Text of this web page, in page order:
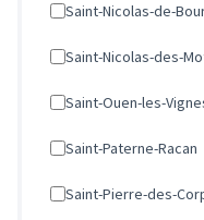
Saint-Nicolas-de-
Saint-Nicolas-des-
Saint-Ouen-les-
Saint-Paterne-Racan
Saint-Pierre-des-